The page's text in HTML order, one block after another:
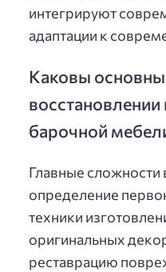
интегрируют
адаптации к
Каковы
восстановлении
барочной
Главные
определение
техники
оригинальных
реставрацию